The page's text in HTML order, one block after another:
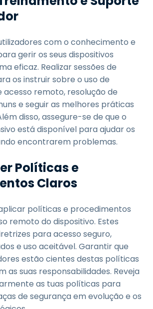
com o conhecimento e
gerir os seus dispositivos
eficaz. Realizar sessões de
os instruir sobre o uso de
remoto, resolução de
e seguir as melhores práticas
disso, assegure-se de que o
está disponível para ajudar os
encontrarem problemas.
Políticas e
Claros
políticas e procedimentos
remoto do dispositivo. Estes
para acesso seguro,
e uso aceitável. Garantir que
estão cientes destas políticas
as suas responsabilidades. Reveja
as tuas políticas para
de segurança em evolução e os